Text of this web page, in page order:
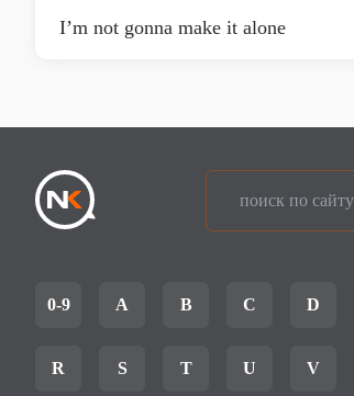
I’m not gonna make it alone
0-9 A B C D
R S T U V